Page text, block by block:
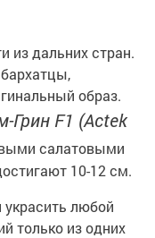
из дальних стран.
образ.
Грин F1 (Actek
салатовыми
10-12 см.
любой
только из одних